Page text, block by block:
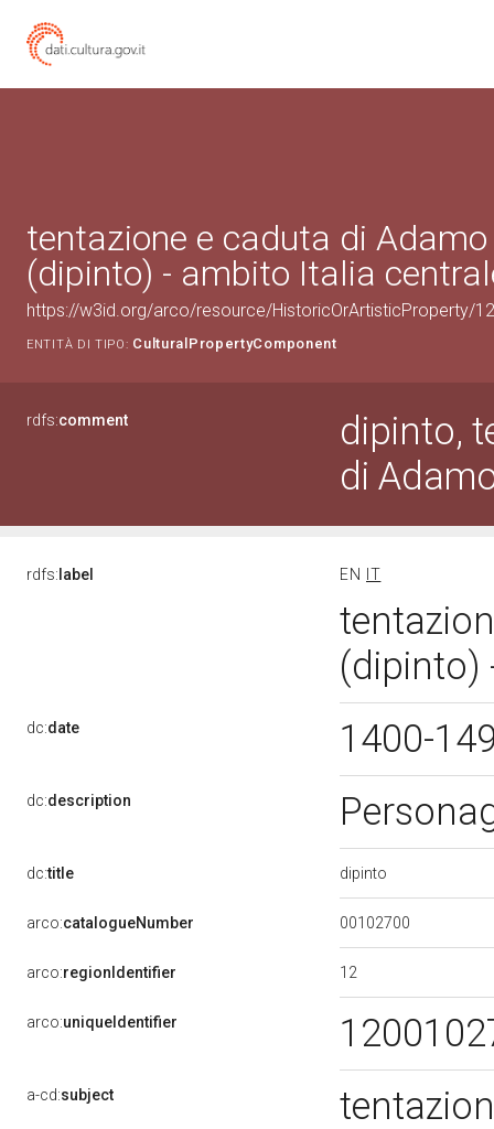
tentazione e caduta di Adamo
(dipinto) - ambito Italia
https://w3id.org/arco/resource/HistoricOrArtisticProperty/
ENTITÀ DI TIPO: CulturalPropertyComponent
rdfs:comment
dipinto,
di
rdfs: label EN IT
(dipinto)
dc:date 1400-
dc:description
dc:title dipinto
arco:catalogueNumber 00102700
arco:regionIdentifier 12
arco:uniqueIdentifier
a-cd:subject